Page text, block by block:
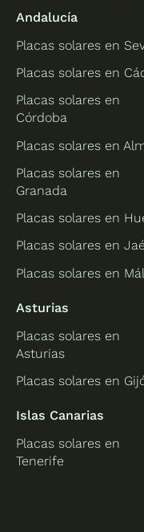
Andalucía
Placas solares en
Placas solares en
Placas solares en
Córdoba
Placas solares en
Placas solares en
Granada
Placas solares en
Placas solares en
Placas solares en
Asturias
Placas solares en
Asturias
Placas solares en
Islas Canarias
Placas solares en
Tenerife